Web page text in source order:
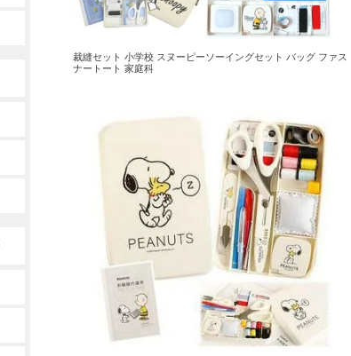
裁縫セット 小学校 スヌーピーソーイングセット バッグ ファス
ナートート 家庭科